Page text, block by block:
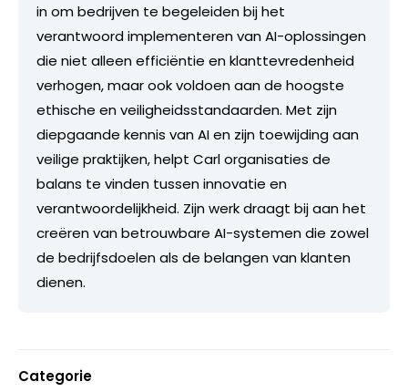
in om bedrijven te begeleiden bij het
verantwoord implementeren van AI-oplossingen
die niet alleen efficiëntie en klanttevredenheid
verhogen, maar ook voldoen aan de hoogste
ethische en veiligheidsstandaarden. Met zijn
diepgaande kennis van AI en zijn toewijding aan
veilige praktijken, helpt Carl organisaties de
balans te vinden tussen innovatie en
verantwoordelijkheid. Zijn werk draagt bij aan het
creëren van betrouwbare AI-systemen die zowel
de bedrijfsdoelen als de belangen van klanten
dienen.
Categorie